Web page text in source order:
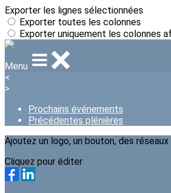
Exporter les lignes sélectionnées
Exporter toutes les colonnes
Exporter uniquement les colonnes
Menu
<
>
Prochains événements
Précédentes plénières
Ajoutez un logo, un bouton, des
Cliquez pour éditer